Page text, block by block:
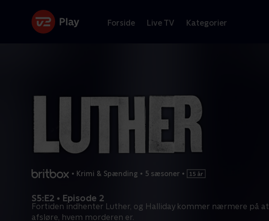
Forside Live TV Kategorier
• Krimi & Spænding • 5 sæsoner •
S5:E2 • Episode 2
Fortiden indhenter Luther, og Halliday kommer nærmere på at
afsløre, hvem morderen er.